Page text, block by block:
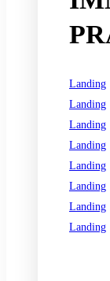
Landing
Landing
Landing
Landing
Landing
Landing
Landing
Landing